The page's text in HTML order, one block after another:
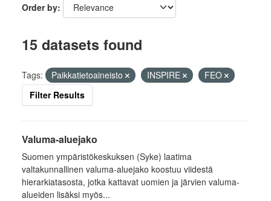
Order by
15 datasets found
Tags: Paikkatietoaineisto INSPIRE
FEO
Filter Results
Valuma-aluejako
Suomen ympäristökeskuksen (Syke) laatima
valtakunnallinen valuma-aluejako koostuu viidestä
hierarkiatasosta, jotka kattavat uomien ja järvien valuma-
alueiden lisäksi myös...